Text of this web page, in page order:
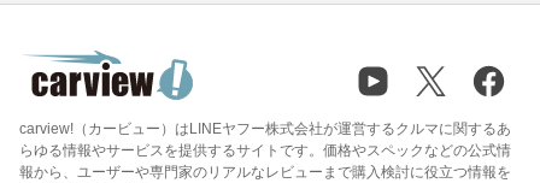
carview!（カービュー）はLINEヤフー株式会社が運営するクルマに関するあ
らゆる情報やサービスを提供するサイトです。価格やスペックなどの公式情
報から、ユーザーや専門家のリアルなレビューまで購入検討に役立つ情報を